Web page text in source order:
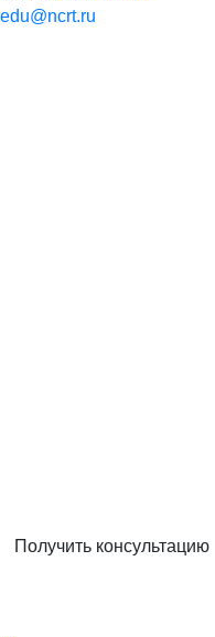
edu@ncrt.ru
Получить консультацию